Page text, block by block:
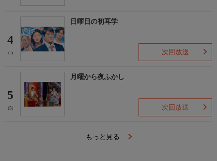
4
(-)
日曜日の初耳学
次回放送
5
(5)
月曜から夜ふかし
次回放送
もっと見る